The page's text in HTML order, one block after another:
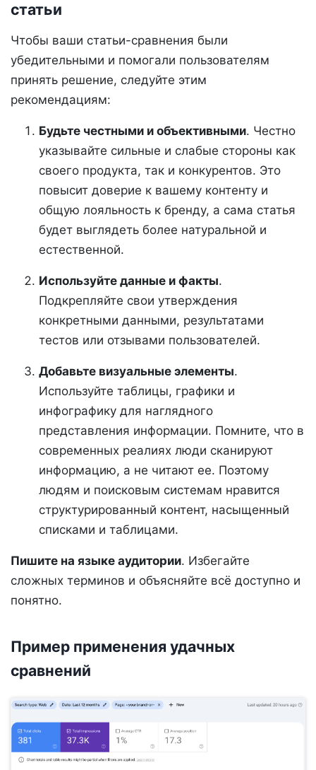
статьи
Чтобы ваши статьи-сравнения были
убедительными и помогали пользователям
принять решение, следуйте этим
рекомендациям:
Будьте честными и объективными. Честно
указывайте сильные и слабые стороны как
своего продукта, так и конкурентов. Это
повысит доверие к вашему контенту и
общую лояльность к бренду, а сама статья
будет выглядеть более натуральной и
естественной.
Используйте данные и факты.
Подкрепляйте свои утверждения
конкретными данными, результатами
тестов или отзывами пользователей.
Добавьте визуальные элементы.
Используйте таблицы, графики и
инфографику для наглядного
представления информации. Помните, что в
современных реалиях люди сканируют
информацию, а не читают ее. Поэтому
людям и поисковым системам нравится
структурированный контент, насыщенный
списками и таблицами.
Пишите на языке аудитории. Избегайте
сложных терминов и объясняйте всё доступно и
понятно.
Пример применения удачных
сравнений